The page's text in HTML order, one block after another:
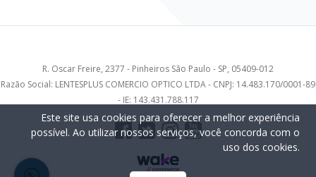
R. Oscar Freire, 2377 - Pinheiros São Paulo - SP, 05409-012
Razão Social: LENTESPLUS COMERCIO OPTICO LTDA - CNPJ: 14.483.170/0001-89
- IE: 143.431.788.117
Este site usa cookies para oferecer a melhor experiência
possível. Ao utilizar nossos serviços, você concorda com o
uso dos cookies.